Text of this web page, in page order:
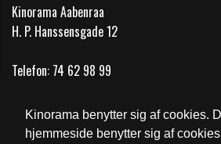
Kinorama benytter sig af cookies.
hjemmeside benytter sig af
Kinorama Aabenraa
H. P. Hanssensgade 12
Telefon: 74 62 98 99
Cookie- og privatlivspolitik